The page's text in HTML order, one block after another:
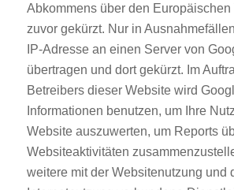
Abkommens über den Europäischen
zuvor gekürzt. Nur in
IP-Adresse an einen Server von
übertragen und dort gekürzt. Im
Betreibers dieser Website wird
Informationen benutzen, um Ihre
Website auszuwerten, um Reports
Websiteaktivitäten
weitere mit der Websitenutzung und